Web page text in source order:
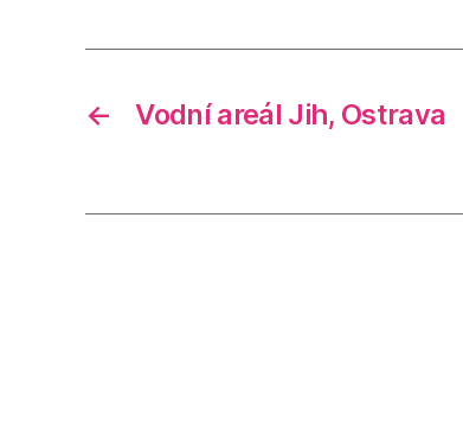
← Vodní areál Jih, Ostrava